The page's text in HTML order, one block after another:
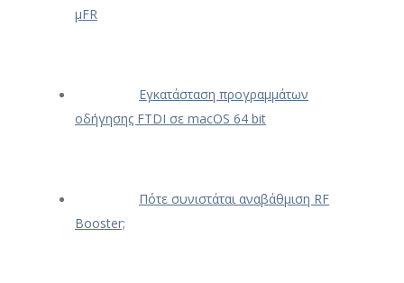
μFR
Εγκατάσταση προγραμμάτων
οδήγησης FTDI σε macOS 64 bit
Πότε συνιστάται αναβάθμιση RF
Booster;